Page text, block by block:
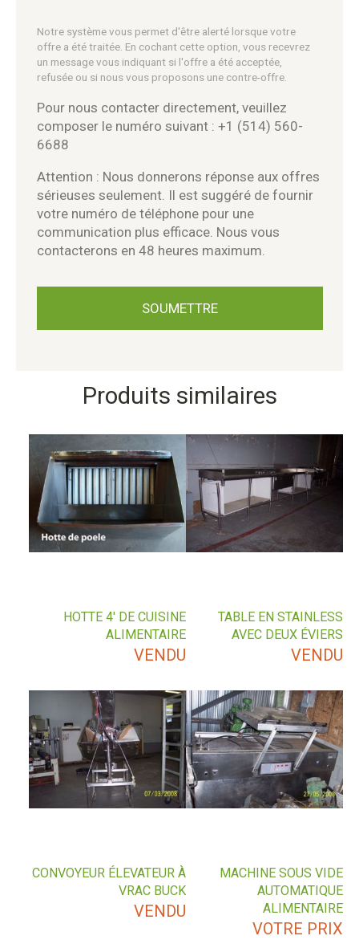
Notre système vous permet d'être alerté lorsque votre
offre a été traitée. En cochant cette option, vous recevrez
un message vous indiquant si l'offre a été acceptée,
refusée ou si nous vous proposons une contre-offre.
Pour nous contacter directement, veuillez
composer le numéro suivant : +1 (514) 560-
6688
Attention : Nous donnerons réponse aux offres
sérieuses seulement. Il est suggéré de fournir
votre numéro de téléphone pour une
communication plus efficace. Nous vous
contacterons en 48 heures maximum.
Produits similaires
TABLE EN STAINLESS
AVEC DEUX ÉVIERS
VENDU
HOTTE 4′ DE CUISINE
ALIMENTAIRE
VENDU
MACHINE SOUS VIDE
AUTOMATIQUE
ALIMENTAIRE
VOTRE PRIX
CONVOYEUR ÉLEVATEUR À
VRAC BUCK
VENDU